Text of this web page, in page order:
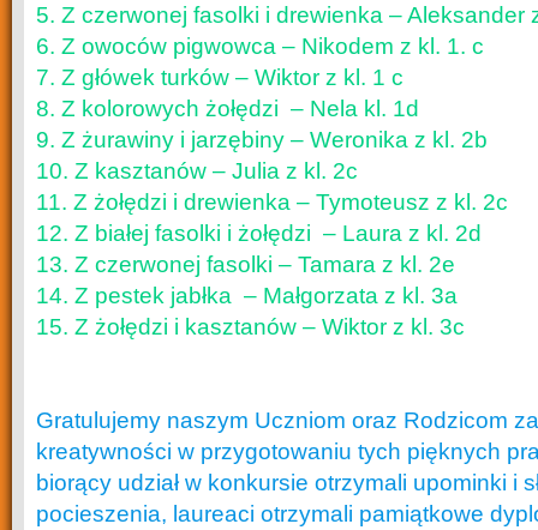
5. Z czerwonej fasolki i drewienka – Aleksander
6. Z owoców pigwowca – Nikodem z kl. 1. c
7. Z główek turków – Wiktor z kl. 1 c
8. Z kolorowych żołędzi – Nela kl. 1d
9. Z żurawiny i jarzębiny – Weronika z kl. 2b
10. Z kasztanów – Julia z kl. 2c
11. Z żołędzi i drewienka – Tymoteusz z kl. 2c
12. Z białej fasolki i żołędzi – Laura z kl. 2d
13. Z czerwonej fasolki – Tamara z kl. 2e
14. Z pestek jabłka – Małgorzata z kl. 3a
15. Z żołędzi i kasztanów – Wiktor z kl. 3c
Gratulujemy naszym Uczniom oraz Rodzicom
kreatywności w przygotowaniu tych pięknych
biorący udział w konkursie otrzymali upominki i
pocieszenia, laureaci otrzymali pamiątkowe